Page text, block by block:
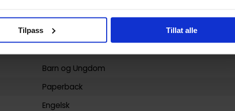
Tilpass Tillat alle
IDW Publishing
Barn og Ungdom
Paperback
Engelsk